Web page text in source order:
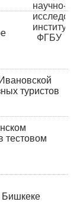
туристов
тестовом
Бишкеке